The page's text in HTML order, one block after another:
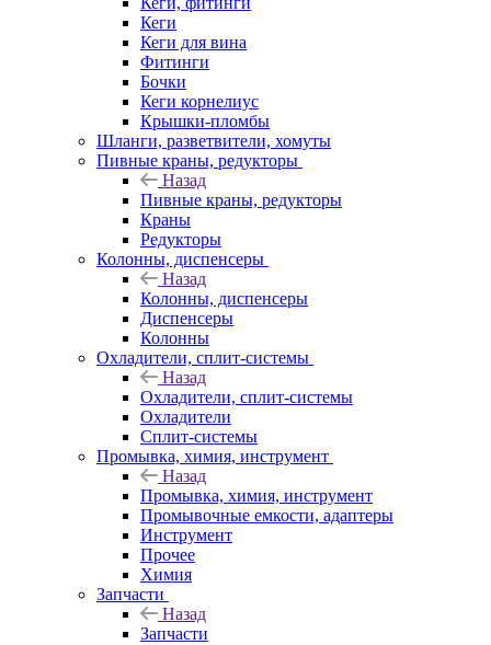
Кеги
Кеги для вина
Фитинги
Бочки
Кеги корнелиус
Крышки-пломбы
Шланги, разветвители, хомуты
Пивные краны, редукторы
Назад
Пивные краны, редукторы
Краны
Редукторы
Колонны, диспенсеры
Назад
Колонны, диспенсеры
Диспенсеры
Колонны
Охладители, сплит-системы
Назад
Охладители, сплит-системы
Охладители
Сплит-системы
Промывка, химия, инструмент
Назад
Промывка, химия, инструмент
Промывочные емкости, адаптеры
Инструмент
Прочее
Химия
Запчасти
Назад
Запчасти